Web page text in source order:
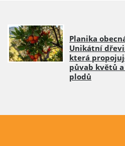
Planika
Unikátní
která
půvab květů
plodů